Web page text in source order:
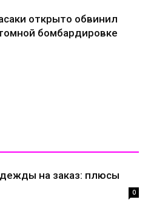
открыто обвинил
бомбардировке
на заказ: плюсы
0